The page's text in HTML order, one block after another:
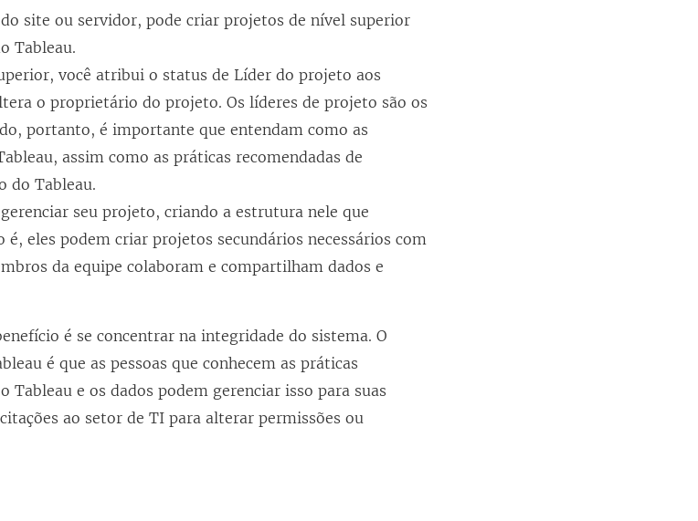
site ou servidor, pode criar projetos de nível superior
Tableau.
você atribui o status de Líder do projeto aos
o proprietário do projeto. Os líderes de projeto são os
portanto, é importante que entendam como as
assim como as práticas recomendadas de
do Tableau.
seu projeto, criando a estrutura nele que
é, eles podem criar projetos secundários necessários com
da equipe colaboram e compartilham dados e
é se concentrar na integridade do sistema. O
é que as pessoas que conhecem as práticas
Tableau e os dados podem gerenciar isso para suas
ao setor de TI para alterar permissões ou